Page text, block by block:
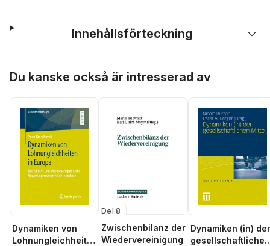
Innehållsförteckning
Du kanske också är intresserad av
Dynamiken von
Lohnungleichheite
Del 8
Zwischenbilanz der
Wiedervereinigung
Dynamiken (in) der
gesellschaftlichen